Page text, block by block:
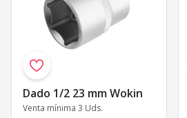
Dado 1/2 23 mm Wokin
Venta mínima 3 Uds.